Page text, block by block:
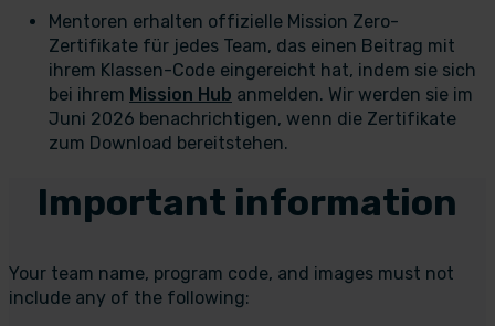
Mentoren erhalten offizielle Mission Zero-
Zertifikate für jedes Team, das einen Beitrag mit
ihrem Klassen-Code eingereicht hat, indem sie sich
bei ihrem Mission Hub anmelden. Wir werden sie im
Juni 2026 benachrichtigen, wenn die Zertifikate
zum Download bereitstehen.
Important information
Your team name, program code, and images must not
include any of the following: